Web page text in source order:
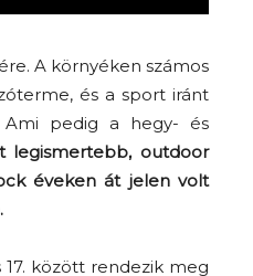
A környéken számos
és a sport iránt
Ami pedig a hegy- és
legismertebb, outdoor
éveken át jelen volt
között rendezik meg